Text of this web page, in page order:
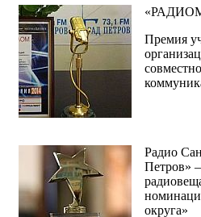
Премия
Радио
Петров»
округа»